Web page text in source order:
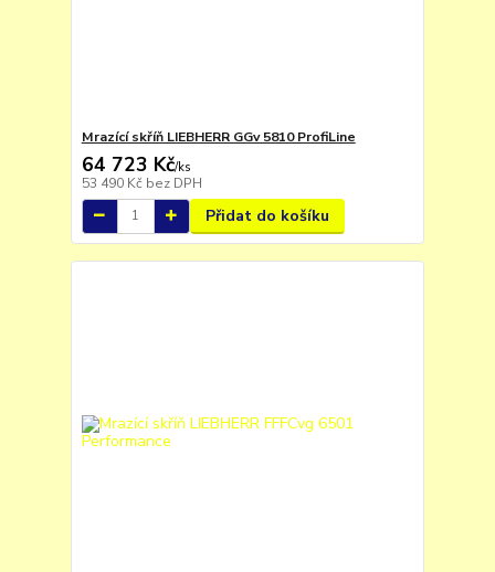
Mrazící skříň LIEBHERR GGv 5810 ProfiLine
64 723 Kč/ks
53 490 Kč bez DPH
Přidat do košíku